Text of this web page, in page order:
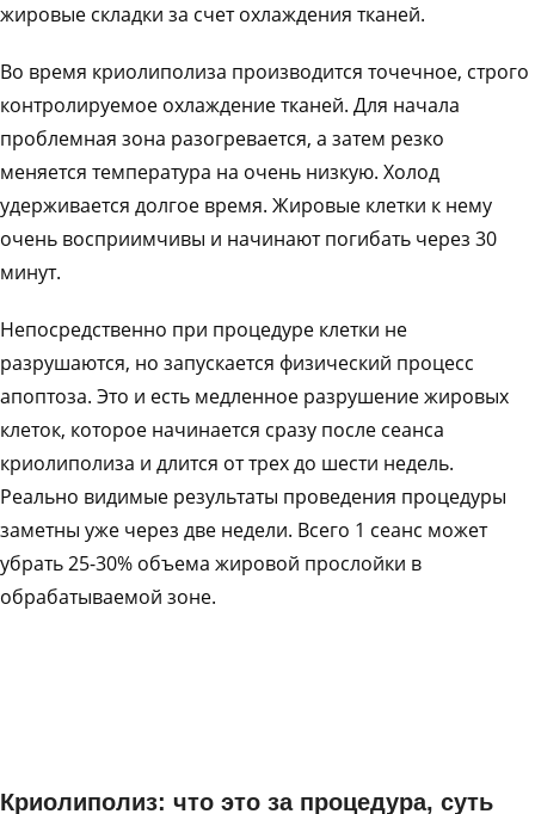
жировые складки за счет охлаждения тканей.
Во время криолиполиза производится точечное, строго
контролируемое охлаждение тканей. Для начала
проблемная зона разогревается, а затем резко
меняется температура на очень низкую. Холод
удерживается долгое время. Жировые клетки к нему
очень восприимчивы и начинают погибать через 30
минут.
Непосредственно при процедуре клетки не
разрушаются, но запускается физический процесс
апоптоза. Это и есть медленное разрушение жировых
клеток, которое начинается сразу после сеанса
криолиполиза и длится от трех до шести недель.
Реально видимые результаты проведения процедуры
заметны уже через две недели. Всего 1 сеанс может
убрать 25-30% объема жировой прослойки в
обрабатываемой зоне.
Криолиполиз: что это за процедура, суть